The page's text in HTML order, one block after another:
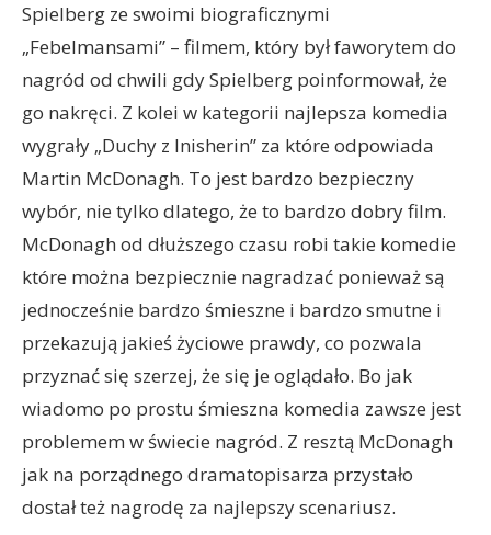
Spielberg ze swoimi biograficznymi
„Febelmansami” – filmem, który był faworytem do
nagród od chwili gdy Spielberg poinformował, że
go nakręci. Z kolei w kategorii najlepsza komedia
wygrały „Duchy z Inisherin” za które odpowiada
Martin McDonagh. To jest bardzo bezpieczny
wybór, nie tylko dlatego, że to bardzo dobry film.
McDonagh od dłuższego czasu robi takie komedie
które można bezpiecznie nagradzać ponieważ są
jednocześnie bardzo śmieszne i bardzo smutne i
przekazują jakieś życiowe prawdy, co pozwala
przyznać się szerzej, że się je oglądało. Bo jak
wiadomo po prostu śmieszna komedia zawsze jest
problemem w świecie nagród. Z resztą McDonagh
jak na porządnego dramatopisarza przystało
dostał też nagrodę za najlepszy scenariusz.